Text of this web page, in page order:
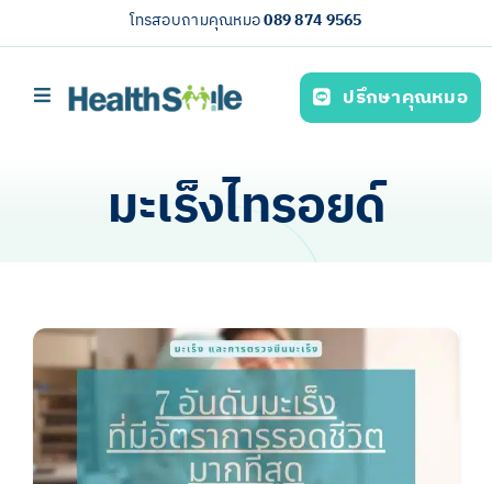
to
โทรสอบถามคุณหมอ089 874 9565
Toggle
บริการของเรา (Our services)
ไทย
ปรึกษาคุณหมอ
มะเร็งไทรอยด์